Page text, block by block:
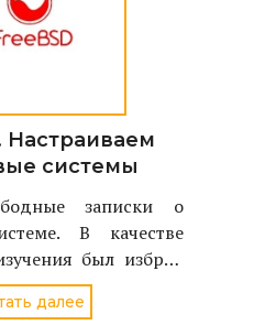
Настраиваем
системы
записки о
В качестве
был избран
вариант FreeBSD
- 4.2
далее